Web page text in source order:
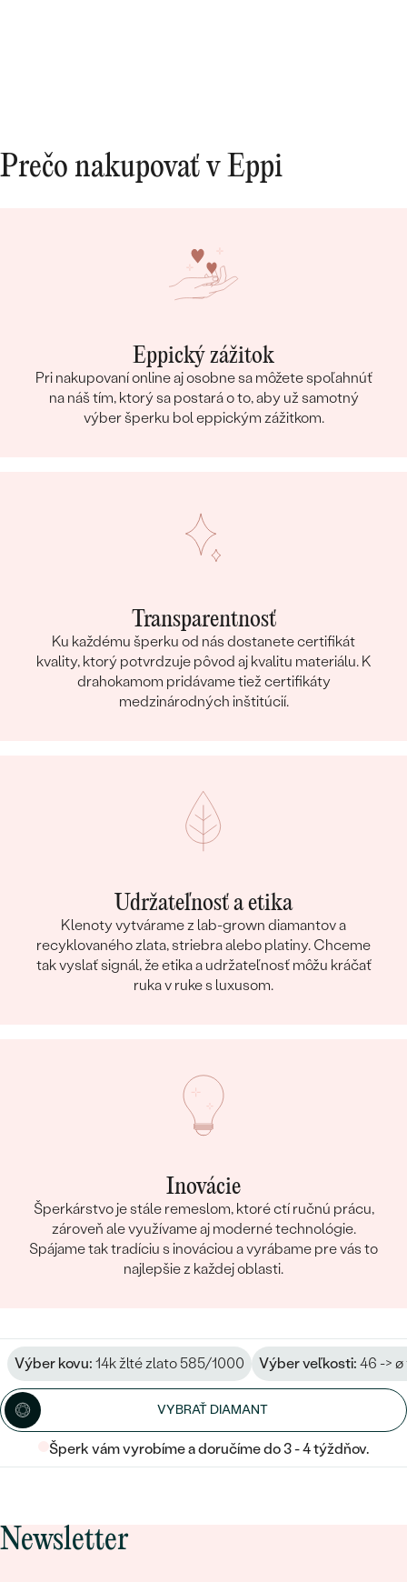
Prečo nakupovať v Eppi
Eppický zážitok
Pri nakupovaní online aj osobne sa môžete spoľahnúť
na náš tím, ktorý sa postará o to, aby už samotný
výber šperku bol eppickým zážitkom.
Transparentnosť
Ku každému šperku od nás dostanete certifikát
kvality, ktorý potvrdzuje pôvod aj kvalitu materiálu. K
drahokamom pridávame tiež certifikáty
medzinárodných inštitúcií.
Udržateľnosť a etika
Klenoty vytvárame z lab-grown diamantov a
recyklovaného zlata, striebra alebo platiny. Chceme
tak vyslať signál, že etika a udržateľnosť môžu kráčať
ruka v ruke s luxusom.
Inovácie
Šperkárstvo je stále remeslom, ktoré ctí ručnú prácu,
zároveň ale využívame aj moderné technológie.
Spájame tak tradíciu s inováciou a vyrábame pre vás to
najlepšie z každej oblasti.
Výber kovu: 14k žlté zlato 585/1000 Výber veľkosti: 46 -> ø
VYBRAŤ DIAMANT
Šperk vám vyrobíme a doručíme do 3 - 4 týždňov.
Newsletter